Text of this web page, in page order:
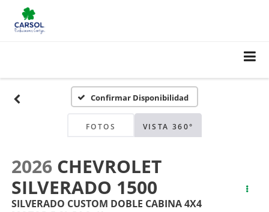
Confirmar Disponibilidad
FOTOS VISTA 360°
2026 CHEVROLET
SILVERADO 1500
SILVERADO CUSTOM DOBLE CABINA 4X4